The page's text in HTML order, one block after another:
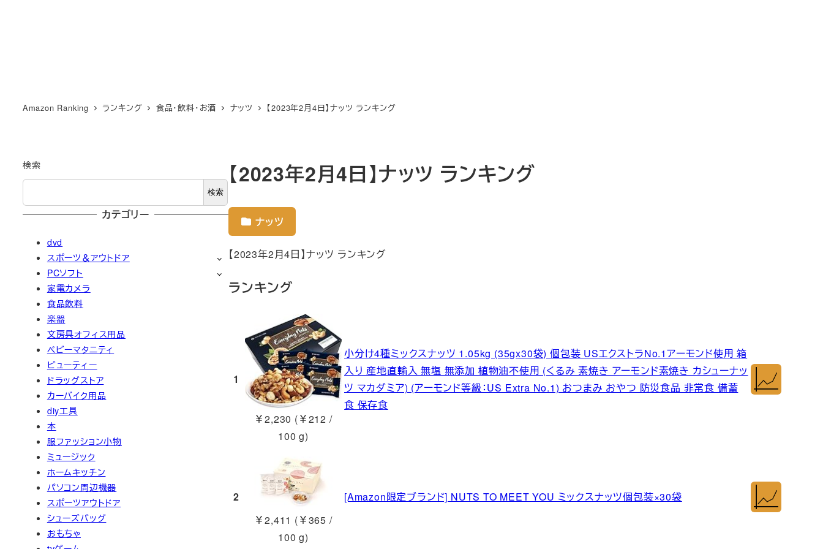
Amazon Ranking ランキング 食品・飲料・お酒 ナッツ 【2023年2月4日】ナッツ ランキング
【2023年2月4日】ナッツ ランキング
ナッツ
【2023年2月4日】ナッツ ランキング
ランキング
1
￥2,230 (￥212 /
100 g)
小分け4種ミックスナッツ 1.05kg (35gx30袋) 個包装 USエクストラNo.1アーモンド使用 箱
入り 産地直輸入 無塩 無添加 植物油不使用 (くるみ 素焼き アーモンド素焼き カシューナッ
ツ マカダミア) (アーモンド等級：US Extra No.1) おつまみ おやつ 防災食品 非常食 備蓄
食 保存食
2
￥2,411 (￥365 /
100 g)
[Amazon限定ブランド] NUTS TO MEET YOU ミックスナッツ個包装×30袋
検索
検索
カテゴリー
dvd
スポーツ＆アウトドア
PCソフト
家電カメラ
食品飲料
楽器
文房具オフィス用品
ベビーマタニティ
ビューティー
ドラッグストア
カーバイク用品
diy工具
本
服ファッション小物
ミュージック
ホームキッチン
パソコン周辺機器
スポーツアウトドア
シューズバッグ
おもちゃ